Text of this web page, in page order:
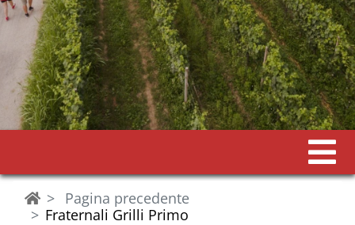
Pagina precedente
Fraternali Grilli Primo